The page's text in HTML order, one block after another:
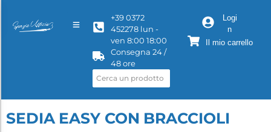
+39 0372
452278 lun -
ven 8:00 18:00
Consegna 24 /
48 ore
Logi
n
Il mio carrello
SEDIA EASY CON BRACCIOLI